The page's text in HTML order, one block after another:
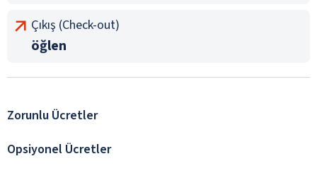
Çıkış (Check-out)
öğlen
Zorunlu Ücretler
Opsiyonel Ücretler